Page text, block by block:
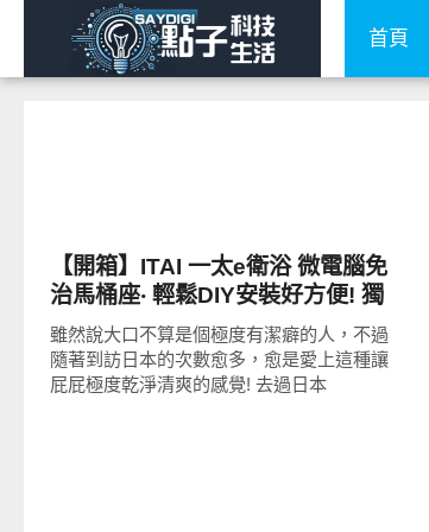
首頁
【開箱】ITAI 一太e衛浴 微電腦免
治馬桶座‧ 輕鬆DIY安裝好方便! 獨
創淨水過濾、可換式噴頭、水氣混
合沖洗、烘乾貼心又潔淨!
雖然說大口不算是個極度有潔癖的人，不過
隨著到訪日本的次數愈多，愈是愛上這種讓
屁屁極度乾淨清爽的感覺! 去過日本